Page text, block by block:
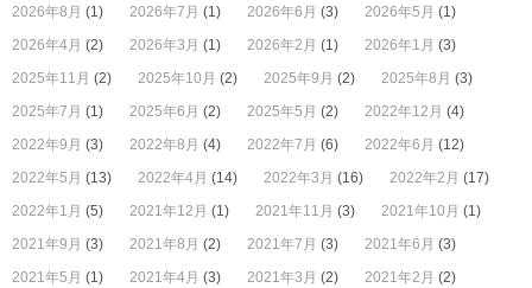
2026年8月 (1) 2026年7月 (1) 2026年6月 (3) 2026年5月 (1)
2026年4月 (2) 2026年3月 (1) 2026年2月 (1) 2026年1月 (3)
2025年11月 (2) 2025年10月 (2) 2025年9月 (2) 2025年8月 (3)
2025年7月 (1) 2025年6月 (2) 2025年5月 (2) 2022年12月 (4)
2022年9月 (3) 2022年8月 (4) 2022年7月 (6) 2022年6月 (12)
2022年5月 (13) 2022年4月 (14) 2022年3月 (16) 2022年2月 (17)
2022年1月 (5) 2021年12月 (1) 2021年11月 (3) 2021年10月 (1)
2021年9月 (3) 2021年8月 (2) 2021年7月 (3) 2021年6月 (3)
2021年5月 (1) 2021年4月 (3) 2021年3月 (2) 2021年2月 (2)